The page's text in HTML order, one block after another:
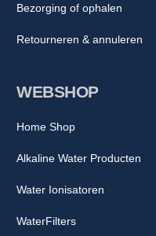
WEBSHOP
Home Shop
Alkaline Water Producten
Water Ionisatoren
WaterFilters
Bezorging of ophalen
Retourneren & annuleren